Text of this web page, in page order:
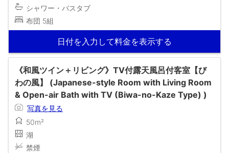
シャワー・バスタブ
布団 5組
日付を入力して料金を表示する
《和風ツイン＋リビング》TV付露天風呂付客室【び
わの風】 (Japanese-style Room with Living Room
& Open-air Bath with TV (Biwa-no-Kaze Type) )
写真を見る
50m²
湖
禁煙